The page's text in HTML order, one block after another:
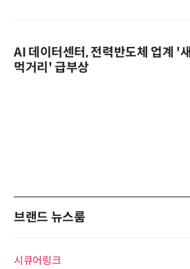
AI 데이터센터, 전력반도체 업계 '새
먹거리' 급부상
브랜드 뉴스룸
시큐어링크